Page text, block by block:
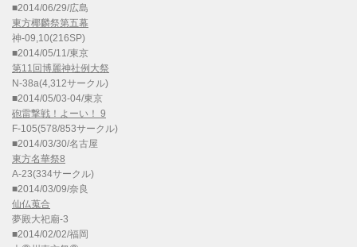
■2014/06/29/広島
東方椰麟祭第五幕
神-09,10(216SP)
■2014/05/11/東京
第11回博麗神社例大祭
N-38a(4,312サークル)
■2014/05/03-04/東京
砲雷撃戦！よーい！ 9
F-105(578/853サークル)
■2014/03/30/名古屋
東方名華祭8
A-23(334サークル)
■2014/03/09/奈良
仙仏蒐合
夢殿大祀廟-3
■2014/02/02/福岡